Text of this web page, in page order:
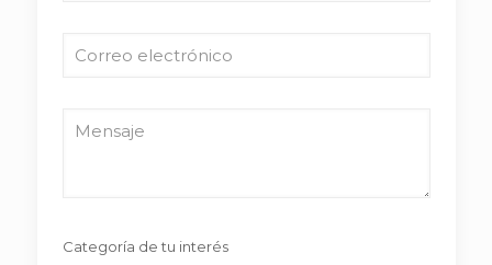
Categoría de tu interés